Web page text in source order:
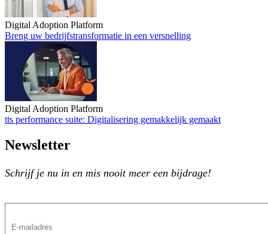
Digital Adoption Platform
Breng uw bedrijfstransformatie in een versnelling
Breng uw bedrijfstransformatie in een versnelling
Digital Adoption Platform
tts performance suite: Digitalisering gemakkelijk gemaakt
Newsletter
Schrijf je nu in en mis nooit meer een bijdrage!